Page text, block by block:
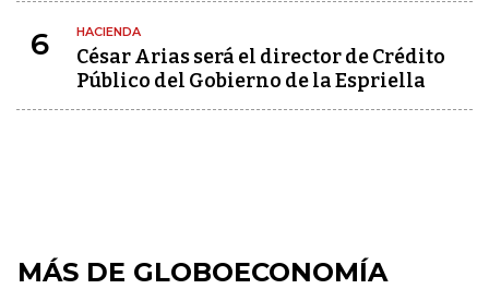
6 HACIENDA
César Arias será el director de Crédito
Público del Gobierno de la Espriella
MÁS DE GLOBOECONOMÍA